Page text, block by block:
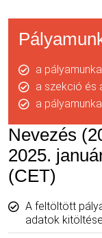
a
a szekció és
a
Nevezés
2025.
(CET)
A feltöltött
adatok